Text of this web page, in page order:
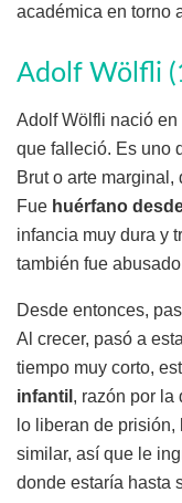
académica en torno
Adolf Wölfli
Adolf Wölfli nació en
que falleció. Es uno
Brut o arte
Fue huérfano
infancia muy dura y
también fue
Desde entonces,
Al crecer, pasó a
tiempo muy corto,
infantil , razón por la
lo liberan de
similar, así que le
donde estaría hasta